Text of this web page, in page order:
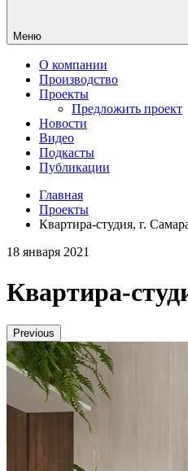
Меню
О компании
Производство
Проекты
Предложить проект
Новости
Видео
Подкасты
Публикации
Главная
Проекты
Квартира-студия, г.
18 января 2021
Квартира-
Previous